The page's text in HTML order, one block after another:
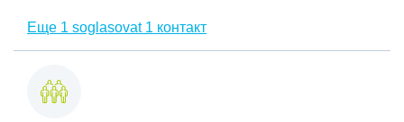
Еще 1 soglasovat 1 контакт